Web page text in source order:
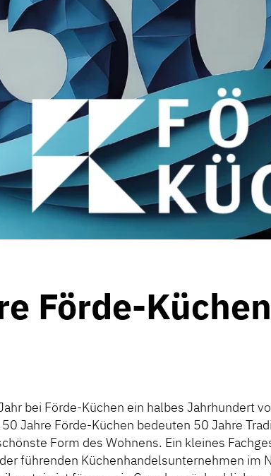
Förde-Küchen
bei Förde-Küchen ein halbes Jahrhundert
Jahre Förde-Küchen bedeuten 50 Jahre
Form des Wohnens. Ein kleines
führenden Küchenhandelsunternehmen im